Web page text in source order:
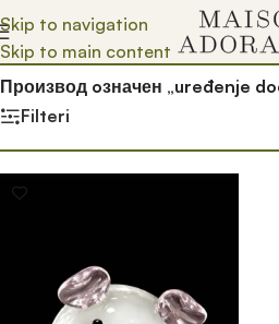
Skip to navigation
Skip to main content
Почетна/Prodavnica/
Производ oзначен „uređenje
Filteri